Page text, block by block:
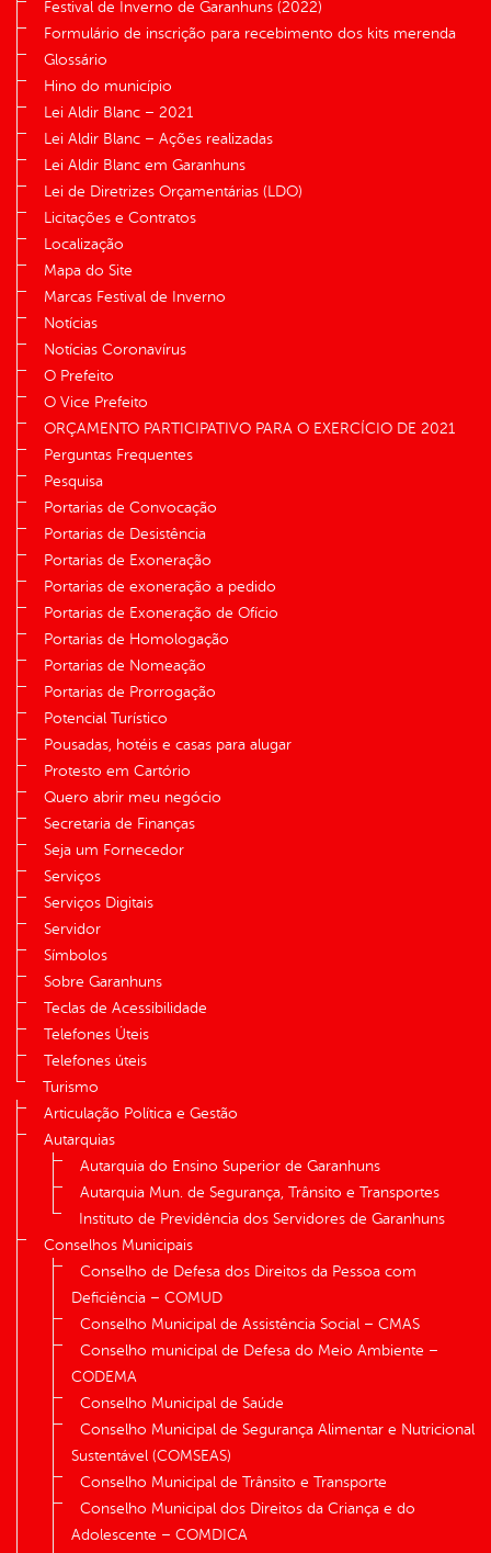
Festival de Inverno de Garanhuns (2022)
Formulário de inscrição para recebimento dos kits merenda
Glossário
Hino do município
Lei Aldir Blanc – 2021
Lei Aldir Blanc – Ações realizadas
Lei Aldir Blanc em Garanhuns
Lei de Diretrizes Orçamentárias (LDO)
Licitações e Contratos
Localização
Mapa do Site
Marcas Festival de Inverno
Notícias
Notícias Coronavírus
O Prefeito
O Vice Prefeito
ORÇAMENTO PARTICIPATIVO PARA O EXERCÍCIO DE 2021
Perguntas Frequentes
Pesquisa
Portarias de Convocação
Portarias de Desistência
Portarias de Exoneração
Portarias de exoneração a pedido
Portarias de Exoneração de Ofício
Portarias de Homologação
Portarias de Nomeação
Portarias de Prorrogação
Potencial Turístico
Pousadas, hotéis e casas para alugar
Protesto em Cartório
Quero abrir meu negócio
Secretaria de Finanças
Seja um Fornecedor
Serviços
Serviços Digitais
Servidor
Símbolos
Sobre Garanhuns
Teclas de Acessibilidade
Telefones Úteis
Telefones úteis
Turismo
Articulação Política e Gestão
Autarquias
Autarquia do Ensino Superior de Garanhuns
Autarquia Mun. de Segurança, Trânsito e Transportes
Instituto de Previdência dos Servidores de Garanhuns
Conselhos Municipais
Conselho de Defesa dos Direitos da Pessoa com
Deficiência – COMUD
Conselho Municipal de Assistência Social – CMAS
Conselho municipal de Defesa do Meio Ambiente –
CODEMA
Conselho Municipal de Saúde
Conselho Municipal de Segurança Alimentar e Nutricional
Sustentável (COMSEAS)
Conselho Municipal de Trânsito e Transporte
Conselho Municipal dos Direitos da Criança e do
Adolescente – COMDICA